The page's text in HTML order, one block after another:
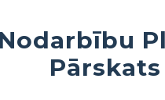
Nodarbību
Pārskats